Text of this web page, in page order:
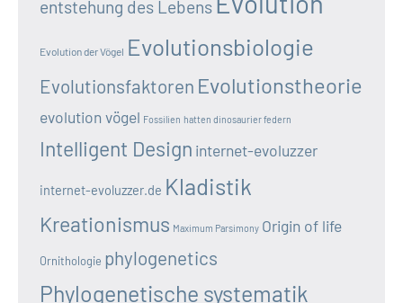
entstehung des Lebens
Evolution der Vögel Evolutionsbiologie
Evolutionsfaktoren Evolutionstheorie
evolution vögel Fossilien hatten dinosaurier federn
Intelligent Design internet-evoluzzer
internet-evoluzzer.de Kladistik
Kreationismus Maximum Parsimony Origin of life
Ornithologie phylogenetics
Phylogenetische systematik